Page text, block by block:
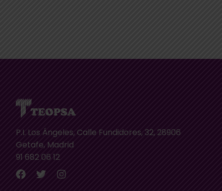
P.I. Los Ángeles, Calle Fundidores, 32, 28906
Getafe, Madrid
91 682 06 12